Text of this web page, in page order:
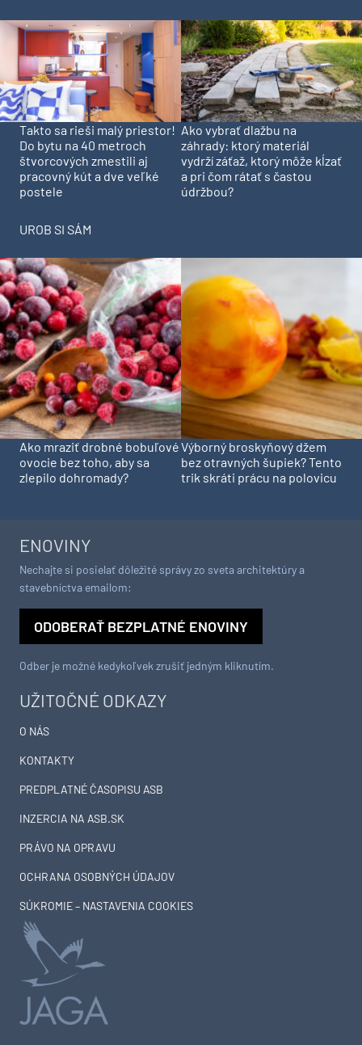
Takto sa rieši malý priestor!
Do bytu na 40 metroch
štvorcových zmestili aj
pracovný kút a dve veľké
postele
Ako vybrať dlažbu na
záhrady: ktorý materiál
vydrží záťaž, ktorý môže kĺzať
a pri čom rátať s častou
údržbou?
UROB SI SÁM
Ako mraziť drobné bobuľové
ovocie bez toho, aby sa
zlepilo dohromady?
Výborný broskyňový džem
bez otravných šupiek? Tento
trik skráti prácu na polovicu
UŽITOČNÉ ODKAZY
O NÁS
KONTAKTY
PREDPLATNÉ ČASOPISU ASB
INZERCIA NA ASB.SK
PRÁVO NA OPRAVU
OCHRANA OSOBNÝCH ÚDAJOV
SÚKROMIE – NASTAVENIA COOKIES
ENOVINY
Nechajte si posielať dôležité správy zo sveta architektúry a
stavebníctva emailom:
ODOBERAŤ BEZPLATNÉ ENOVINY
Odber je možné kedykoľvek zrušiť jedným kliknutím.